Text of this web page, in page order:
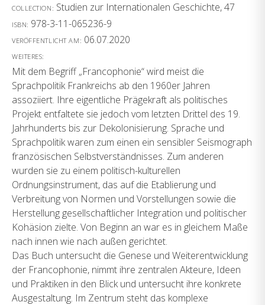
COLLECTION: Studien zur Internationalen Geschichte, 47
ISBN: 978-3-11-065236-9
VERÖFFENTLICHT AM: 06.07.2020
WEITERES:
Mit dem Begriff „Francophonie“ wird meist die
Sprachpolitik Frankreichs ab den 1960er Jahren
assoziiert. Ihre eigentliche Prägekraft als politisches
Projekt entfaltete sie jedoch vom letzten Drittel des 19.
Jahrhunderts bis zur Dekolonisierung. Sprache und
Sprachpolitik waren zum einen ein sensibler Seismograph
französischen Selbstverständnisses. Zum anderen
wurden sie zu einem politisch-kulturellen
Ordnungsinstrument, das auf die Etablierung und
Verbreitung von Normen und Vorstellungen sowie die
Herstellung gesellschaftlicher Integration und politischer
Kohäsion zielte. Von Beginn an war es in gleichem Maße
nach innen wie nach außen gerichtet.
Das Buch untersucht die Genese und Weiterentwicklung
der Francophonie, nimmt ihre zentralen Akteure, Ideen
und Praktiken in den Blick und untersucht ihre konkrete
Ausgestaltung. Im Zentrum steht das komplexe